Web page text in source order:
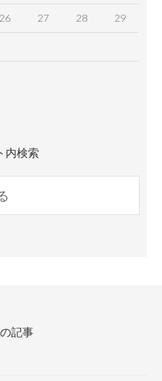
26 27 28 29
内検索
記事